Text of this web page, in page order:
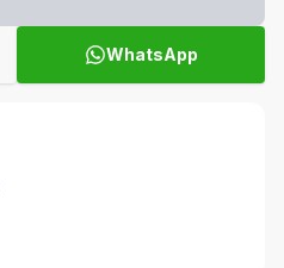
WhatsApp